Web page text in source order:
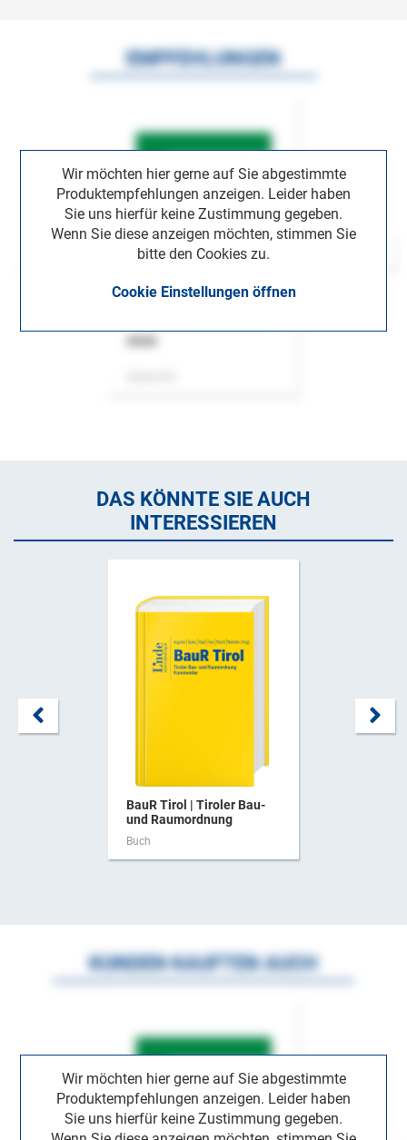
Wir möchten hier gerne auf Sie abgestimmte
Produktempfehlungen anzeigen. Leider haben
Sie uns hierfür keine Zustimmung gegeben.
Wenn Sie diese anzeigen möchten, stimmen Sie
bitte den Cookies zu.
Cookie Einstellungen öffnen
EMPFEHLUNGEN
DAS KÖNNTE SIE AUCH
INTERESSIEREN
BauR Tirol | Tiroler Bau-
und Raumordnung
Buch
Wir möchten hier gerne auf Sie abgestimmte
Produktempfehlungen anzeigen. Leider haben
Sie uns hierfür keine Zustimmung gegeben.
KUNDEN KAUFTEN AUCH